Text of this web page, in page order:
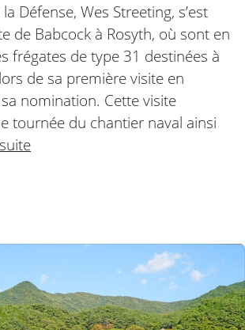
Défense, Wes Streeting, s’est
de Babcock à Rosyth, où sont en
frégates de type 31 destinées à
de sa première visite en
nomination. Cette visite
tournée du chantier naval ainsi